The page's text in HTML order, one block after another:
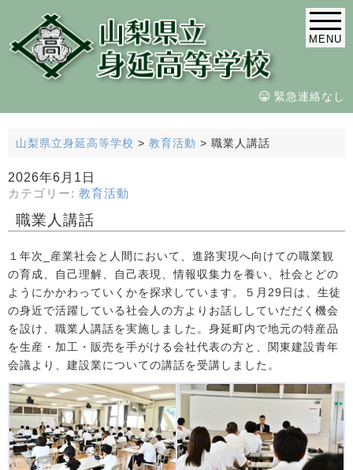
MENU
緊急連絡なし
山梨県立身延高等学校 > 教育活動 > 職業人講話
2026年6月1日
カテゴリー: 教育活動
職業人講話
１年次_産業社会と人間において、進路実現へ向けての職業観
の育成、自己理解、自己表現、情報収集力を養い、社会とどの
ようにかかわっていくかを探求しています。５月29日は、生徒
の身近で活躍している社会人の方よりお話ししていだだく機会
を設け、職業人講話を実施しました。身延町内で地元の特産品
を生産・加工・販売を手がける会社代表の方と、関東建設青年
会議より、建設業についての講話を受講しました。